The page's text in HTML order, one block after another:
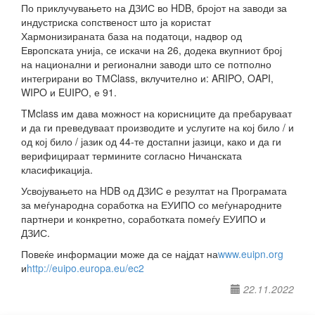
По приклучувањето на ДЗИС во HDB, бројот на заводи за
индустриска сопственост што ја користат
Хармонизираната база на податоци, надвор од
Европската унија, се искачи на 26, додека вкупниот број
на национални и регионални заводи што се потполно
интегрирани во ТМClass, вклучително и: ARIPO, OAPI,
WIPO и EUIPO, е 91.
TMclass им дава можност на корисниците да пребаруваат
и да ги преведуваат производите и услугите на кој било / и
од кој било / јазик од 44-те достапни јазици, како и да ги
верифицираат термините согласно Ничанската
класификација.
Усвојувањето на HDB од ДЗИС е резултат на Програмата
за меѓународна соработка на ЕУИПО со меѓународните
партнери и конкретно, соработката помеѓу ЕУИПО и
ДЗИС.
Повеќе информации може да се најдат наwww.euipn.org
иhttp://euipo.europa.eu/ec2
22.11.2022